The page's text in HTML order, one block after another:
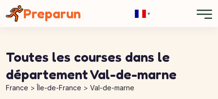
Preparun ▾
Toutes les courses dans le
département Val-de-marne
France Île-de-France Val-de-marne
Panneau de gestion des cookies